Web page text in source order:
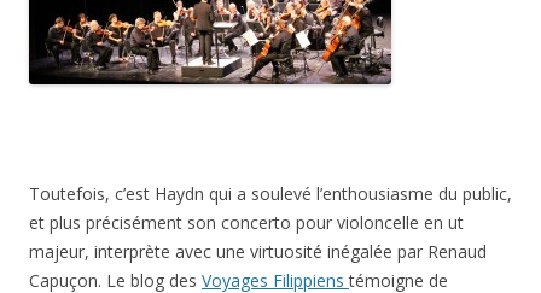
Toutefois, c’est Haydn qui a soulevé l’enthousiasme du public,
et plus précisément son concerto pour violoncelle en ut
majeur, interprète avec une virtuosité inégalée par Renaud
Capuçon. Le blog des Voyages Filippienstémoigne de